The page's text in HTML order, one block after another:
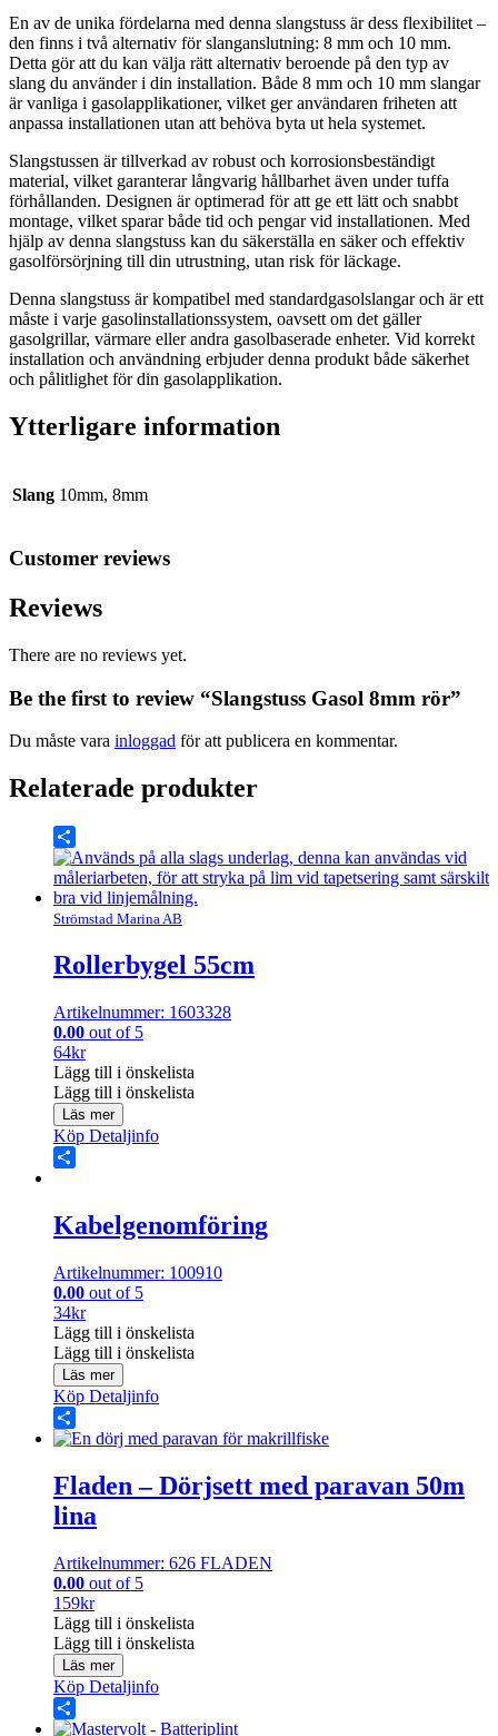
En av de unika fördelarna med denna slangstuss är dess flexibilitet –
den finns i två alternativ för slanganslutning: 8 mm och 10 mm.
Detta gör att du kan välja rätt alternativ beroende på den typ av
slang du använder i din installation. Både 8 mm och 10 mm slangar
är vanliga i gasolapplikationer, vilket ger användaren friheten att
anpassa installationen utan att behöva byta ut hela systemet.
Slangstussen är tillverkad av robust och korrosionsbeständigt
material, vilket garanterar långvarig hållbarhet även under tuffa
förhållanden. Designen är optimerad för att ge ett lätt och snabbt
montage, vilket sparar både tid och pengar vid installationen. Med
hjälp av denna slangstuss kan du säkerställa en säker och effektiv
gasolförsörjning till din utrustning, utan risk för läckage.
Denna slangstuss är kompatibel med standardgasolslangar och är ett
måste i varje gasolinstallationssystem, oavsett om det gäller
gasolgrillar, värmare eller andra gasolbaserade enheter. Vid korrekt
installation och användning erbjuder denna produkt både säkerhet
och pålitlighet för din gasolapplikation.
Ytterligare information
Slang 10mm, 8mm
Customer reviews
Reviews
There are no reviews yet.
Be the first to review “Slangstuss Gasol 8mm rör”
Du måste vara inloggad för att publicera en kommentar.
Relaterade produkter
Share
Strömstad Marina AB
Rollerbygel 55cm
Artikelnummer: 1603328
0.00 out of 5
64kr
Lägg till i önskelista
Lägg till i önskelista
Läs mer
Köp Detaljinfo
Kabelgenomföring
Artikelnummer: 100910
0.00 out of 5
34kr
Lägg till i önskelista
Lägg till i önskelista
Läs mer
Köp Detaljinfo
Share
Fladen – Dörjsett med paravan 50m
lina
Artikelnummer: 626 FLADEN
0.00 out of 5
159kr
Lägg till i önskelista
Lägg till i önskelista
Läs mer
Köp Detaljinfo
Share